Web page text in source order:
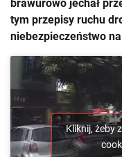
brawurowo jechał
tym przepisy ruchu
niebezpieczeństwo
Kliknij, żeby